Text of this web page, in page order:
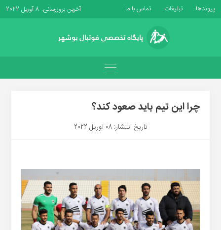
پیوندها تبلیغات تماس با ما آخرین بروزرسانی: 8 آوریل 2022
چرا این تیم باید صعود کند؟
تاریخ انتشار: 08 آوریل 2022